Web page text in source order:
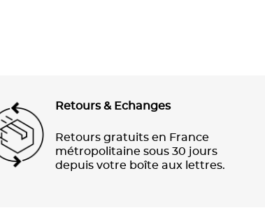
Retours & Echanges
Retours gratuits en France
métropolitaine sous 30 jours
depuis votre boîte aux lettres.